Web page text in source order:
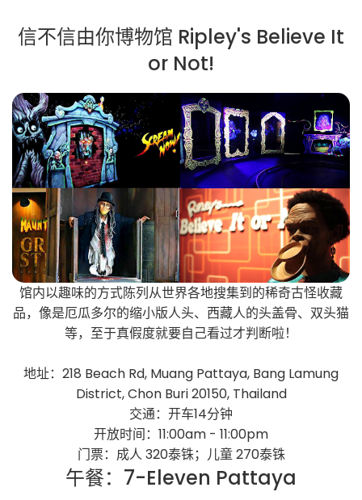
信不信由你博物馆 Ripley's Believe It
or Not!
馆内以趣味的方式陈列从世界各地搜集到的稀奇古怪收藏
品，像是厄瓜多尔的缩小版人头、西藏人的头盖骨、双头猫
等，至于真假度就要自己看过才判断啦！
地址：218 Beach Rd, Muang Pattaya, Bang Lamung
District, Chon Buri 20150, Thailand
交通：开车14分钟
开放时间：11:00am - 11:00pm
门票：成人 320泰铢；儿童 270泰铢
午餐：7-Eleven Pattaya